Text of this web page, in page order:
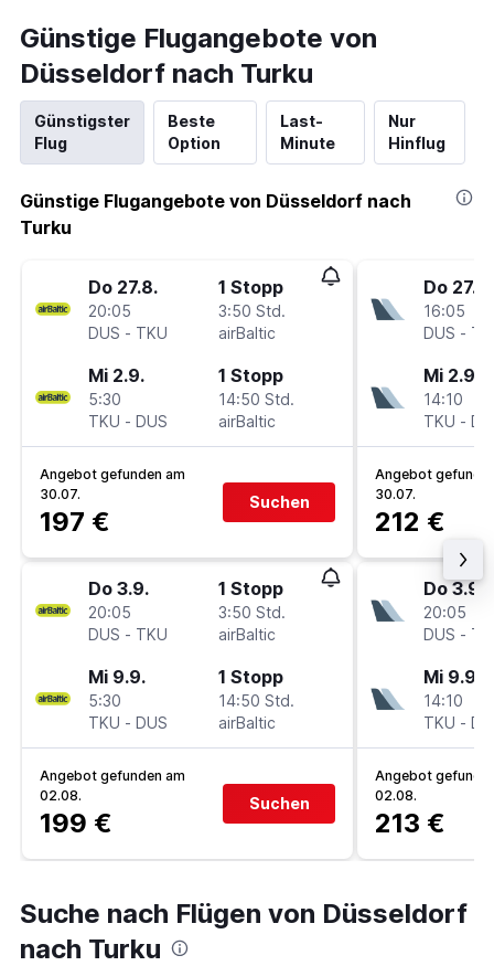
Günstige Flugangebote von
Düsseldorf nach Turku
Günstigster
Flug
Beste
Option
Last-
Minute
Nur
Hinflug
Günstige Flugangebote von Düsseldorf nach
Turku
Do 27.8.
20:05
DUS - TKU
1 Stopp
3:50 Std.
airBaltic
Mi 2.9.
5:30
TKU - DUS
1 Stopp
14:50 Std.
airBaltic
Angebot gefunden am
30.07.
197 €
Suchen
Do 3.9.
20:05
DUS - TKU
1 Stopp
3:50 Std.
airBaltic
Mi 9.9.
5:30
TKU - DUS
1 Stopp
14:50 Std.
airBaltic
Angebot gefunden am
02.08.
199 €
Suchen
Do 27.8.
16:05
DUS -
Mi 2.9.
14:10
TKU -
Angebot
30.07.
212 €
Do 3.9.
20:05
DUS -
Mi 9.9.
14:10
TKU -
Angebot
02.08.
213 €
Suche nach Flügen von Düsseldorf
nach Turku